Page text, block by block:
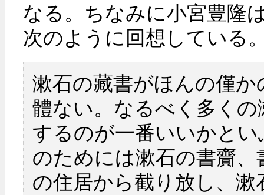
なる。ちなみに小宮豊隆
次のように回想している
漱石の藏書がほんの僅
體ない。なるべく多く
するのが一番いいかと
のためには漱石の書齎
の住居から截り放し、